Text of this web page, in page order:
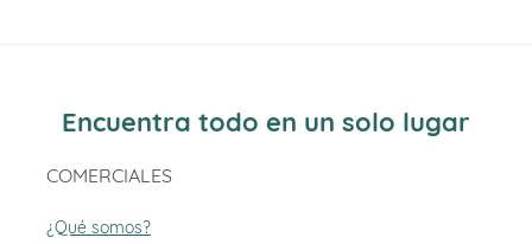
Encuentra todo en un solo lugar
COMERCIALES
¿Qué somos?